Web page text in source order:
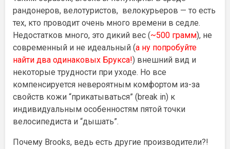
рандонеров, велотуристов, велокурьеров — то есть
тех, кто проводит очень много времени в седле.
Недостатков много, это дикий вес (~500 грамм), не
современный и не идеальный (а ну попробуйте
найти два одинаковых Брукса!) внешний вид и
некоторые трудности при уходе. Но все
компенсируется невероятным комфортом из-за
свойств кожи “прикатываться” (break in) к
индивидуальным особенностям пятой точки
велосипедиста и “дышать”.
Почему Brooks, ведь есть другие производители?!